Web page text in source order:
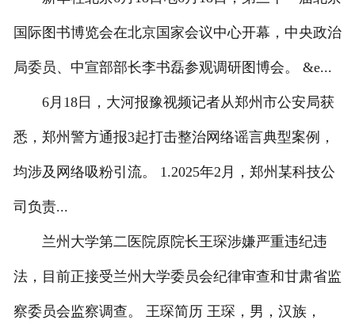
国际图书博览会在北京国家会议中心开幕，中央政治
局委员、中宣部部长李书磊参观调研图博会。 &e...
6月18日，大河报豫视频记者从郑州市公安局获
悉，郑州警方通报3起打击整治网络谣言典型案例，
均涉及网络吸粉引流。 1.2025年2月，郑州某科技公
司负责...
兰州大学第二医院原院长王琛涉嫌严重违纪违
法，目前正接受兰州大学委员会纪律审查和甘肃省监
察委员会监察调查。 王琛简历 王琛，男，汉族，